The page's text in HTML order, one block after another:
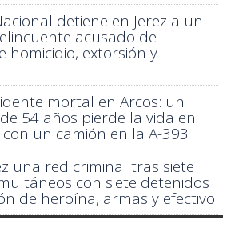
detiene en Jerez a un
acusado de
homicidio, extorsión y
mortal en Arcos: un
54 años pierde la vida en
un camión en la A-393
una red criminal tras siete
con siete detenidos
de heroína, armas y efectivo